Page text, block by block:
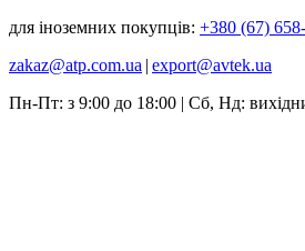
для іноземних покупців: +380 (67)
zakaz@atp.com.ua | export@avtek.ua
Пн-Пт: з 9:00 до 18:00 | Сб, Нд: